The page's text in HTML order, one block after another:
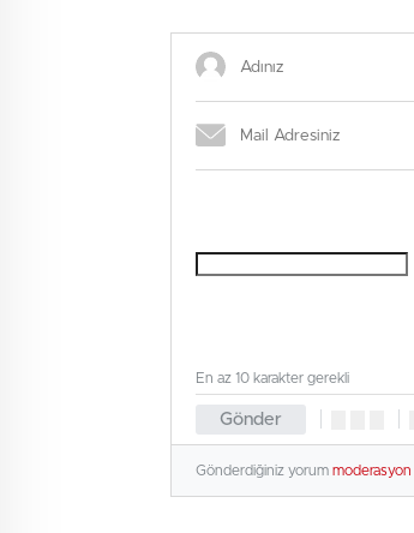
Gönder
En az 10 karakter gerekli
Gönderdiğiniz yorum moderasyon